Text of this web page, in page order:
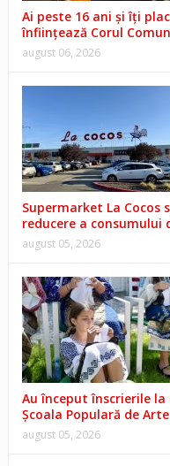
Ai peste 16 ani și îți
înființează Corul
august 06, 2026
Supermarket La
reducere a consumului
august 05, 2026
Au început înscrierile la
Școala Populară de
august 05, 2026